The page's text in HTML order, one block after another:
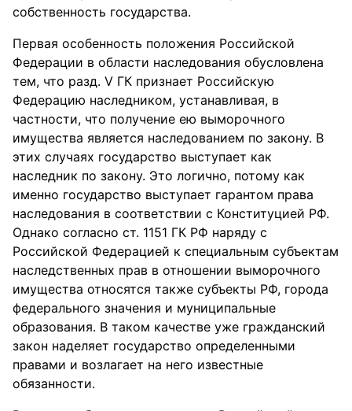
собственность государства.
Первая особенность положения Российской
Федерации в области наследования обусловлена
тем, что разд. V ГК признает Российскую
Федерацию наследником, устанавливая, в
частности, что получение ею выморочного
имущества является наследованием по закону. В
этих случаях государство выступает как
наследник по закону. Это логично, потому как
именно государство выступает гарантом права
наследования в соответствии с Конституцией РФ.
Однако согласно ст. 1151 ГК РФ наряду с
Российской Федерацией к специальным субъектам
наследственных прав в отношении выморочного
имущества относятся также субъекты РФ, города
федерального значения и муниципальные
образования. В таком качестве уже гражданский
закон наделяет государство определенными
правами и возлагает на него известные
обязанности.